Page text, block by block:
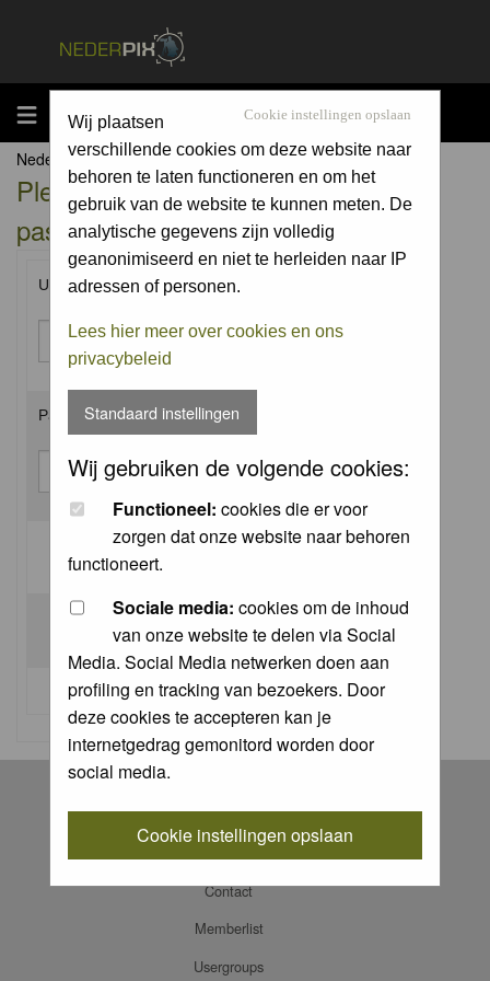
MENU Cookie instellingen opslaan
Wij plaatsen
verschillende cookies om deze website naar
behoren te laten functioneren en om het
gebruik van de website te kunnen meten. De
analytische gegevens zijn volledig
geanonimiseerd en niet te herleiden naar IP
adressen of personen.
Lees hier meer over cookies en ons
privacybeleid
Standaard instellingen
Wij gebruiken de volgende cookies:
Functioneel: cookies die er voor
zorgen dat onze website naar behoren
functioneert.
Sociale media: cookies om de inhoud
van onze website te delen via Social
Media. Social Media netwerken doen aan
profiling en tracking van bezoekers. Door
deze cookies te accepteren kan je
internetgedrag gemonitord worden door
social media.
Cookie instellingen opslaan
Nederpix.nl Forum Index
Please enter your username and
password to log in.
Username:
Password:
Log me on automatically each visit:
I forgot my password
Log in
Contact
Memberlist
Usergroups